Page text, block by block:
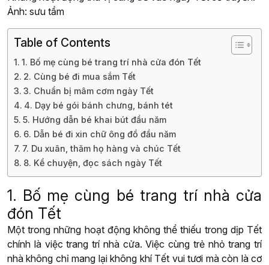
Ảnh: sưu tầm
Table of Contents
1. Bố mẹ cùng bé trang trí nhà cửa đón Tết
2. Cùng bé đi mua sắm Tết
3. Chuẩn bị mâm cơm ngày Tết
4. Dạy bé gói bánh chưng, bánh tét
5. Hướng dẫn bé khai bút đầu năm
6. Dẫn bé đi xin chữ ông đồ đầu năm
7. Du xuân, thăm họ hàng và chúc Tết
8. Kể chuyện, đọc sách ngày Tết
1. Bố mẹ cùng bé trang trí nhà cửa
đón Tết
Một trong những hoạt động không thể thiếu trong dịp Tết
chính là việc trang trí nhà cửa. Việc cùng trẻ nhỏ trang trí
nhà không chỉ mang lại không khí Tết vui tươi mà còn là cơ